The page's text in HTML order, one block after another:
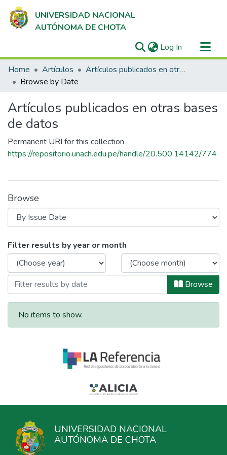
UNIVERSIDAD NACIONAL
AUTÓNOMA DE CHOTA
Log In (current)
Communities & Collections
All of DSpace
Home Artículos
Artículos publicados en otras bases de datos
Browse by Date
Artículos publicados en otras bases
de datos
Permanent URI for this collection
https://repositorio.unach.edu.pe/handle/20.500.14142/774
Browse
Browsing Artículos publicados en
Filter results by year or month
Browse
No items to show.
UNIVERSIDAD NACIONAL
AUTÓNOMA DE CHOTA